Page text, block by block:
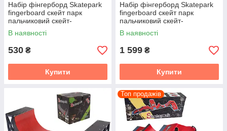
Набір фінгерборд Skatepark
fingerboard скейт парк
пальчиковий скейт-
фінгерборд з трампліном та
скейтом 1810-6A
В наявності
530 ₴
Купити
Набір фінгерборд Skatepark
fingerboard скейт парк
пальчиковий скейт-
фінгерборд з трампліном та
скейтом 1810-6A
В наявності
1 599 ₴
Купити
Топ продажів